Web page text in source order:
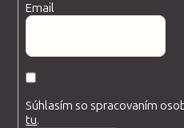
Email
Súhlasím so spracovaním
tu.